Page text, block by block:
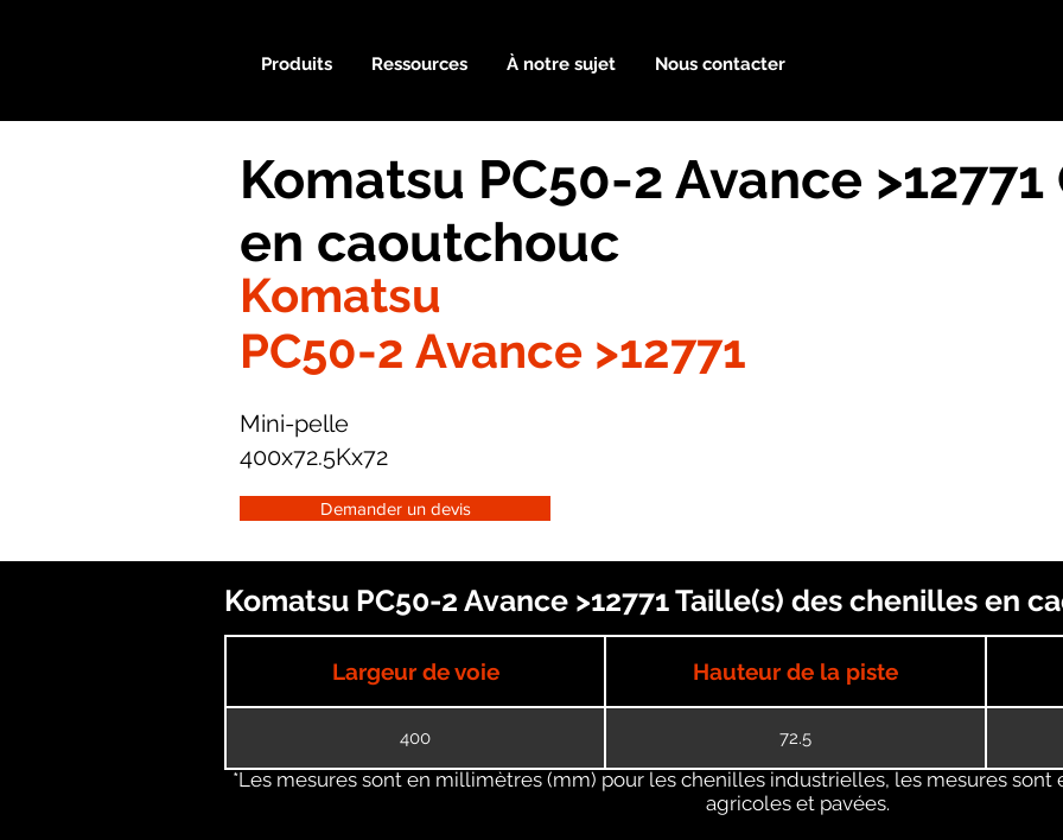
Produits Ressources À notre sujet Nous contacter
Komatsu PC50-2 Avance
en caoutchouc
Komatsu
PC50-2 Avance >12771
Mini-pelle
400x72.5Kx72
Demander un devis
Komatsu PC50-2 Avance >12771 Taille(s) des chenilles en
Largeur de voie Hauteur de la piste
400 72.5
*Les mesures sont en millimètres (mm) pour les chenilles industrielles, les mesures sont
agricoles et pavées.